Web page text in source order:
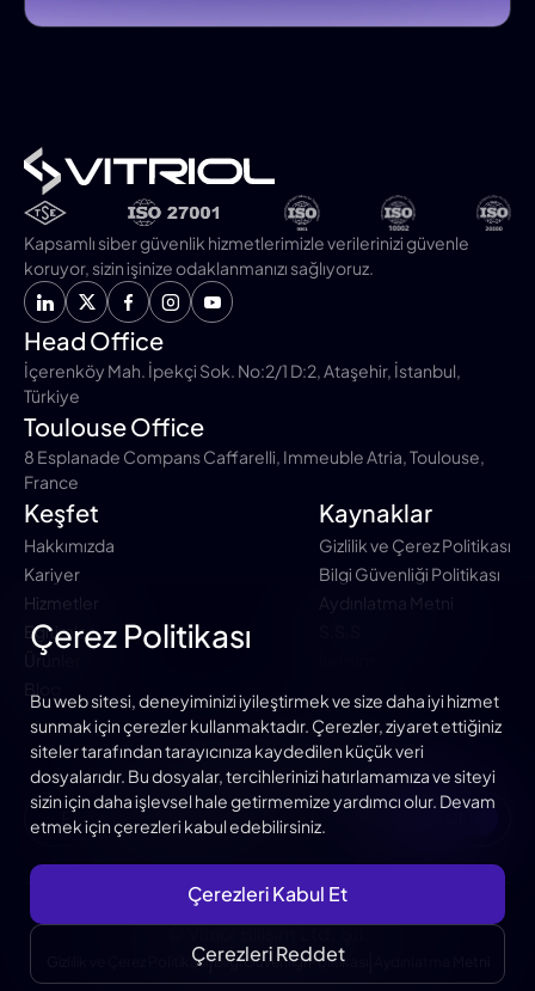
Kapsamlı siber güvenlik hizmetlerimizle verilerinizi güvenle
koruyor, sizin işinize odaklanmanızı sağlıyoruz.
Head Office
İçerenköy Mah. İpekçi Sok. No:2/1 D:2, Ataşehir, İstanbul,
Türkiye
Toulouse Office
8 Esplanade Compans Caffarelli, Immeuble Atria, Toulouse,
France
Keşfet
Hakkımızda
Kariyer
Hizmetler
Eğitimler
Ürünler
Kaynaklar
Gizlilik ve Çerez Politikası
Bilgi Güvenliği Politikası
Aydınlatma Metni
Duyuru ve Bloglardan Haberdar ol
© Vitriol Bilişim Ltd. Şti.
Gizlilik ve Çerez Politikası|Bilgi Güvenliği Politikası
Çerez Politikası
Bu web sitesi, deneyiminizi iyileştirmek ve size daha iyi hizmet
sunmak için çerezler kullanmaktadır. Çerezler, ziyaret ettiğiniz
siteler tarafından tarayıcınıza kaydedilen küçük veri
dosyalarıdır. Bu dosyalar, tercihlerinizi hatırlamamıza ve siteyi
sizin için daha işlevsel hale getirmemize yardımcı olur. Devam
etmek için çerezleri kabul edebilirsiniz.
Çerezleri Kabul Et
Çerezleri Reddet